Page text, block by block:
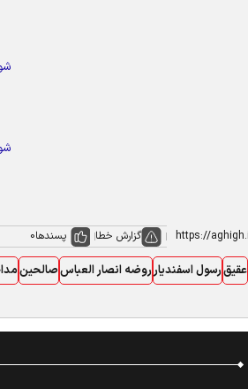
گزارش خطا پسندها0
عقیقرسول اسفندیارروضه انصار العباسصالحین